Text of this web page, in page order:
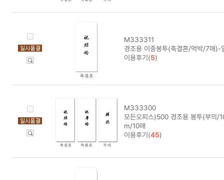
M333311
경조용 이중봉투(축결혼/먹박/7매
이용후기(5)
M333300
모든오피스)500 경조용 봉투(부의
m/10매
이용후기(45)